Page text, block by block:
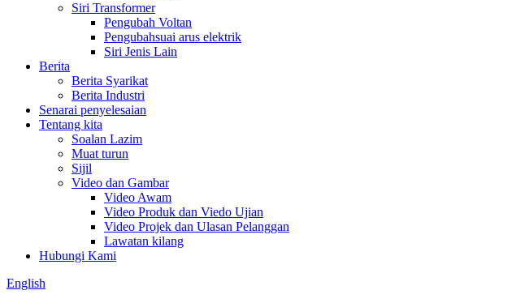
Siri Transformer
Pengubah Voltan
Pengubahsuai arus elektrik
Siri Jenis Lain
Berita
Berita Syarikat
Berita Industri
Senarai penyelesaian
Tentang kita
Soalan Lazim
Muat turun
Sijil
Video dan Gambar
Video Awam
Video Produk dan Viedo Ujian
Video Projek dan Ulasan Pelanggan
Lawatan kilang
Hubungi Kami
English